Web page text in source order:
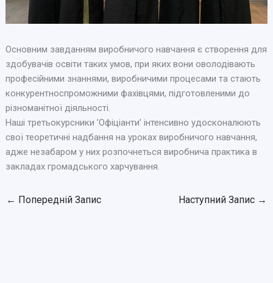
Основним завданням виробничого навчання є створення для
здобувачів освіти таких умов, при яких вони оволодівають
професійними знаннями, виробничими процесами та стають
конкурентноспроможними фахівцями, підготовленими до
різноманітної діяльності.
Наші третьокурсники ʼОфіціантиʼ інтенсивно удосконалюють
свої теоретичні надбання на уроках виробничого навчання,
адже незабаром у них розпочнеться виробнича практика в
закладах громадського харчування.
← Попередній Запис Наступний Запис →